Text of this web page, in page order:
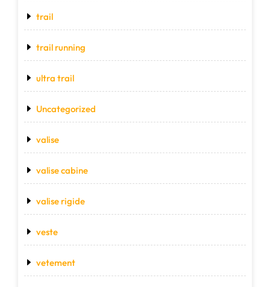
trail
trail running
ultra trail
Uncategorized
valise
valise cabine
valise rigide
veste
vetement